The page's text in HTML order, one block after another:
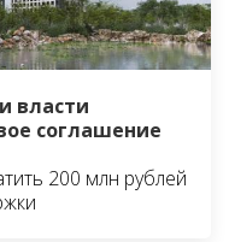
власти
соглашение
200 млн рублей